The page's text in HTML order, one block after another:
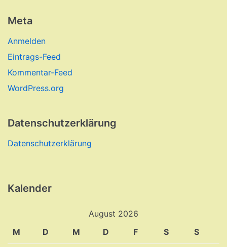
Meta
Anmelden
Eintrags-Feed
Kommentar-Feed
WordPress.org
Datenschutzerklärung
Datenschutzerklärung
Kalender
August 2026
M
D M D F S S